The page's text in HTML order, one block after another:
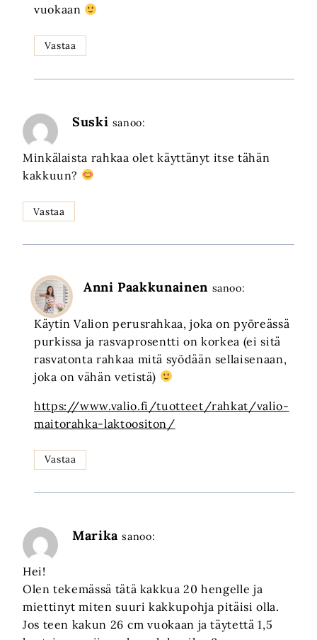
vuokaan
Vastaa
Suski sanoo:
Minkälaista rahkaa olet käyttänyt itse tähän
kakkuun?
Vastaa
Anni Paakkunainen sanoo:
Käytin Valion perusrahkaa, joka on pyöreässä
purkissa ja rasvaprosentti on korkea (ei sitä
rasvatonta rahkaa mitä syödään sellaisenaan,
joka on vähän vetistä)
https://www.valio.fi/tuotteet/rahkat/valio-
maitorahka-laktoositon/
Vastaa
Marika sanoo:
Hei!
Olen tekemässä tätä kakkua 20 hengelle ja
miettinyt miten suuri kakkupohja pitäisi olla.
Jos teen kakun 26 cm vuokaan ja täytettä 1,5